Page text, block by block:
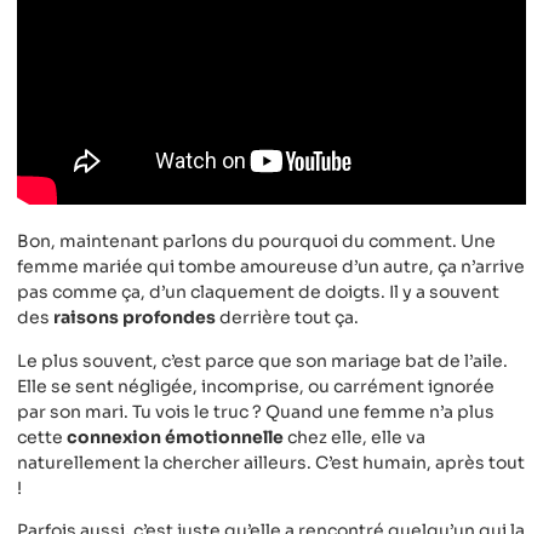
Bon, maintenant parlons du pourquoi du comment. Une
femme mariée qui tombe amoureuse d’un autre, ça n’arrive
pas comme ça, d’un claquement de doigts. Il y a souvent
des raisons profondesderrière tout ça.
Le plus souvent, c’est parce que son mariage bat de l’aile.
Elle se sent négligée, incomprise, ou carrément ignorée
par son mari. Tu vois le truc ? Quand une femme n’a plus
cette connexion émotionnellechez elle, elle va
naturellement la chercher ailleurs. C’est humain, après tout
!